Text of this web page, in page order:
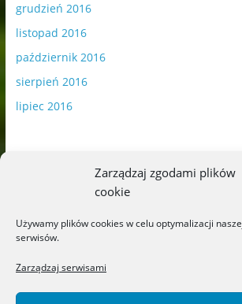
Zarządzaj zgodami plików
cookie
Używamy plików cookies w celu optymalizacji
serwisów.
Zarządzaj serwisami
grudzień 2016
listopad 2016
październik 2016
sierpień 2016
lipiec 2016